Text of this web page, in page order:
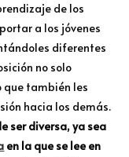
de los
a los jóvenes
diferentes
no solo
que también les
hacia los demás.
ser diversa, ya sea
en la que se lee en